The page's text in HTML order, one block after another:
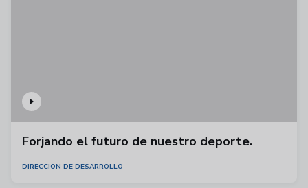
Forjando el futuro de nuestro deporte.
DIRECCIÓN DE DESARROLLO